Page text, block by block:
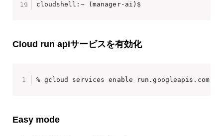
cloudshell:~ (manager-ai)$
Cloud run apiサービスを有効化
% gcloud services enable run.googleapis.com
Easy mode